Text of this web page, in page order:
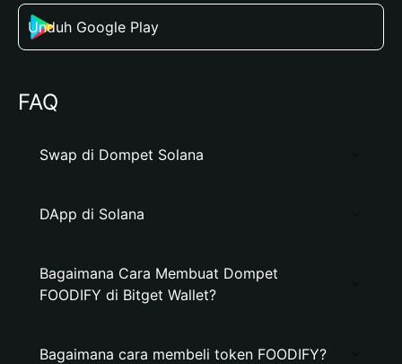
Unduh Google Play
FAQ
Swap di Dompet Solana
DApp di Solana
Bagaimana Cara Membuat Dompet
FOODIFY di Bitget Wallet?
Bagaimana cara membeli token FOODIFY?